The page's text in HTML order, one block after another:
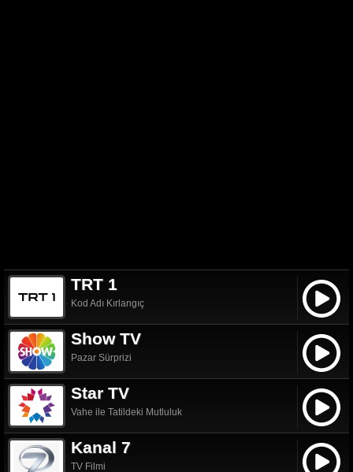
TRT 1
Kod Adı Kırlangıç
Show TV
Pazar Sürprizi
Star TV
Vahe ile Tatildeki Mutluluk
Kanal 7
TV Filmi